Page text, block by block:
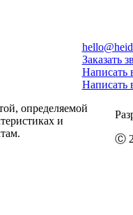
Заказать
Написать
Написать
определяемой
и
Ⓒ